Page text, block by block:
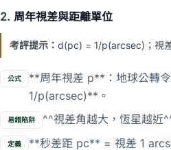
2. 周年視差與距離單位
考評提示： d(pc) = 1/p(arcsec)；視
公式
**周年視差 p**：地球公轉
1/p(arcsec)**。
易錯陷阱 ^^視差角越大，恆星越近
定義
**秒差距 pc** = 視差 1